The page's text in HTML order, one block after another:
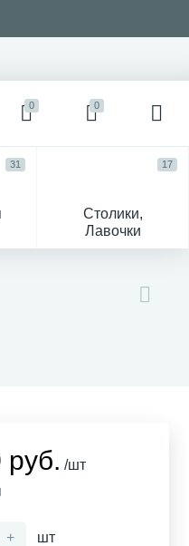
0 0
31
Столики,
Лавочки
17
руб. /шт
+ шт